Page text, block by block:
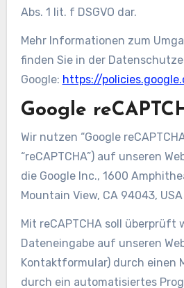
Abs. 1 lit. f DSGVO dar.
Mehr Informationen zum
finden Sie in der
Google: https://
Google
Wir nutzen “Google
“reCAPTCHA”) auf unseren
die Google Inc., 1600
Mountain View, CA 94043, USA
Mit reCAPTCHA soll überprüft
Dateneingabe auf unseren
Kontaktformular) durch einen
durch ein automatisiertes